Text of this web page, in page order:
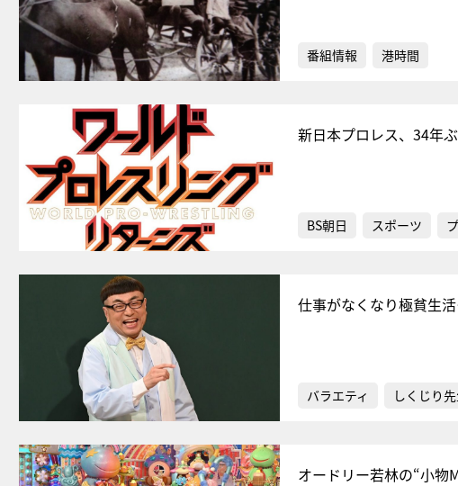
番組情報 港時間
新日本プロレス、34年
BS朝日 スポーツ
仕事がなくなり極貧生
バラエティ しくじり
オードリー若林の“小物